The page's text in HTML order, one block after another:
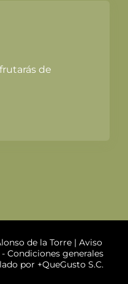
de
de la Torre | Aviso
- Condiciones generales
por +QueGusto S.C.